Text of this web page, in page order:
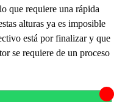
que requiere una rápida
alturas ya es imposible
está por finalizar y que
se requiere de un proceso